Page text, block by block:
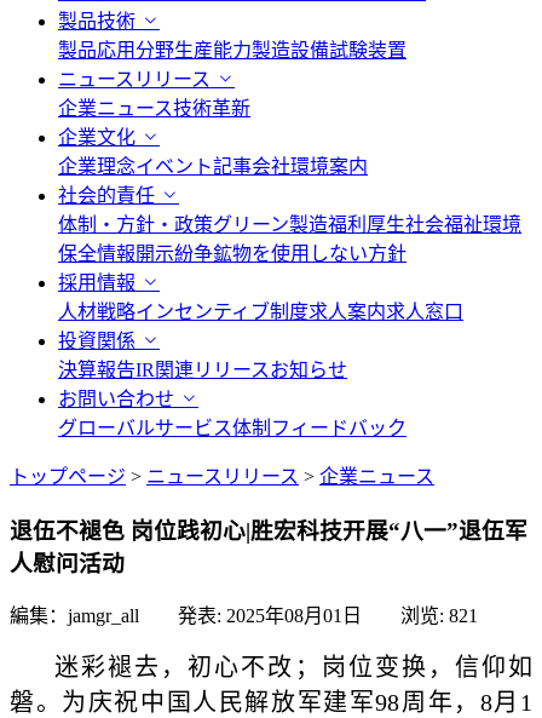
製品技術
製品応用分野生産能力製造設備試験装置
ニュースリリース
企業ニュース技術革新
企業文化
企業理念イベント記事会社環境案内
社会的責任
体制・方針・政策グリーン製造福利厚生社会福祉環境
保全情報開示紛争鉱物を使用しない方針
採用情報
人材戦略インセンティブ制度求人案内求人窓口
投資関係
決算報告IR関連リリースお知らせ
お問い合わせ
グローバルサービス体制 フィードバック
トップページ > ニュースリリース > 企業ニュース
退伍不褪色 岗位践初心|胜宏科技开展“八一”退伍军
人慰问活动
編集：jamgr_all 発表: 2025年08月01日 浏览: 821
迷彩褪去，初心不改；岗位变换，信仰如
磐。为庆祝中国人民解放军建军98周年，8月1